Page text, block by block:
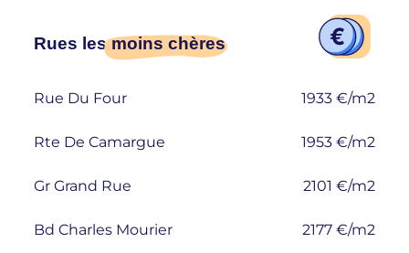
Rues lesmoins chères
Rue Du Four 1933 €/m2
Rte De Camargue 1953 €/m2
Gr Grand Rue 2101 €/m2
Bd Charles Mourier 2177 €/m2